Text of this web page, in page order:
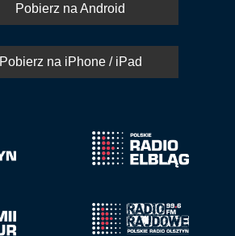
Pobierz na Android
Pobierz na iPhone / iPad